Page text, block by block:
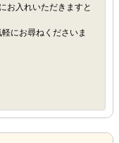
お入れいただきますと
にお尋ねくださいま